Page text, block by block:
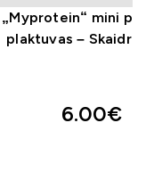
„Myprotein“ mini
plaktuvas – Skaidri /
6.00€‎